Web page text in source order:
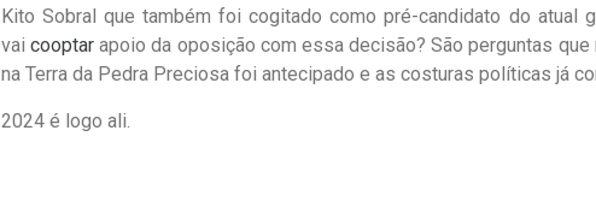
Kito Sobral que também foi cogitado como pré-candidato do atual
vaicooptar apoio da oposição com essa decisão? São perguntas
na Terra da Pedra Preciosa foi antecipado e as costuras políticas já
2024 é logo ali.